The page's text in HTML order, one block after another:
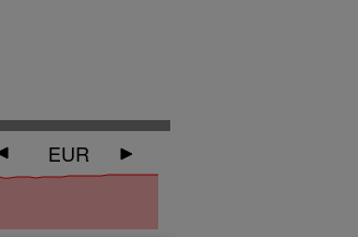
EUR